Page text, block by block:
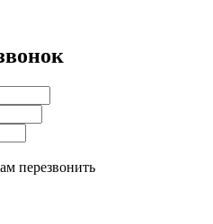
перезвонить